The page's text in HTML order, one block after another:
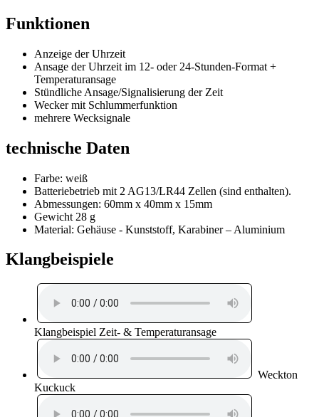
Funktionen
Anzeige der Uhrzeit
Ansage der Uhrzeit im 12- oder 24-Stunden-Format +
Temperaturansage
Stündliche Ansage/Signalisierung der Zeit
Wecker mit Schlummerfunktion
mehrere Wecksignale
technische Daten
Farbe: weiß
Batteriebetrieb mit 2 AG13/LR44 Zellen (sind enthalten).
Abmessungen: 60mm x 40mm x 15mm
Gewicht 28 g
Material: Gehäuse - Kunststoff, Karabiner – Aluminium
Klangbeispiele
Klangbeispiel Zeit- & Temperaturansage
Weckton
Kuckuck